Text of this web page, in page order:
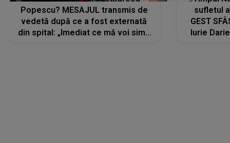
Popescu? MESAJUL transmis de
vedetă după ce a fost externată
din spital: „Imediat ce mă voi simți
sufletul
GEST
Iurie